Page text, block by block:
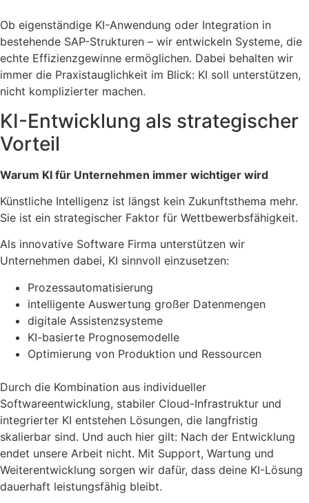
Ob eigenständige KI-Anwendung oder Integration in
bestehende SAP-Strukturen – wir entwickeln Systeme, die
echte Effizienzgewinne ermöglichen. Dabei behalten wir
immer die Praxistauglichkeit im Blick: KI soll unterstützen,
nicht komplizierter machen.
KI-Entwicklung als strategischer
Vorteil
Warum KI für Unternehmen immer wichtiger wird
Künstliche Intelligenz ist längst kein Zukunftsthema mehr.
Sie ist ein strategischer Faktor für Wettbewerbsfähigkeit.
Als innovative Software Firma unterstützen wir
Unternehmen dabei, KI sinnvoll einzusetzen:
Prozessautomatisierung
intelligente Auswertung großer Datenmengen
digitale Assistenzsysteme
KI-basierte Prognosemodelle
Optimierung von Produktion und Ressourcen
Durch die Kombination aus individueller
Softwareentwicklung, stabiler Cloud-Infrastruktur und
integrierter KI entstehen Lösungen, die langfristig
skalierbar sind. Und auch hier gilt: Nach der Entwicklung
endet unsere Arbeit nicht. Mit Support, Wartung und
Weiterentwicklung sorgen wir dafür, dass deine KI-Lösung
dauerhaft leistungsfähig bleibt.